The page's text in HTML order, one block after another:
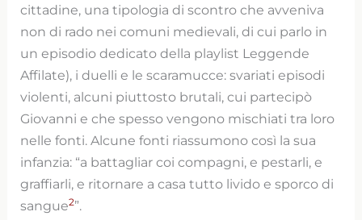
cittadine, una tipologia di scontro che avveniva
non di rado nei comuni medievali, di cui parlo in
un episodio dedicato della playlist Leggende
Affilate), i duelli e le scaramucce: svariati episodi
violenti, alcuni piuttosto brutali, cui partecipò
Giovanni e che spesso vengono mischiati tra loro
nelle fonti. Alcune fonti riassumono così la sua
infanzia: “a battagliar coi compagni, e pestarli, e
graffiarli, e ritornare a casa tutto livido e sporco di
sangue2”.